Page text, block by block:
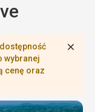
wybranej
cenę oraz